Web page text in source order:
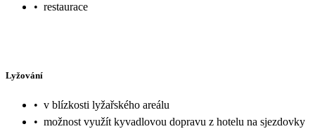
• restaurace
Lyžování
• v blízkosti lyžařského areálu
• možnost využít kyvadlovou dopravu z hotelu na sjezdovky